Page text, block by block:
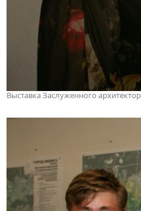
Выставка Заслуженного